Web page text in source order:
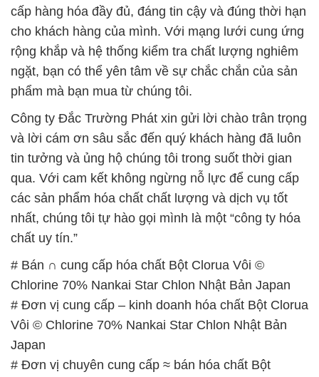
cấp hàng hóa đầy đủ, đáng tin cậy và đúng thời hạn
cho khách hàng của mình. Với mạng lưới cung ứng
rộng khắp và hệ thống kiểm tra chất lượng nghiêm
ngặt, bạn có thể yên tâm về sự chắc chắn của sản
phẩm mà bạn mua từ chúng tôi.
Công ty Đắc Trường Phát xin gửi lời chào trân trọng
và lời cám ơn sâu sắc đến quý khách hàng đã luôn
tin tưởng và ủng hộ chúng tôi trong suốt thời gian
qua. Với cam kết không ngừng nỗ lực để cung cấp
các sản phẩm hóa chất chất lượng và dịch vụ tốt
nhất, chúng tôi tự hào gọi mình là một “công ty hóa
chất uy tín.”
# Bán ∩ cung cấp hóa chất Bột Clorua Vôi ©
Chlorine 70% Nankai Star Chlon Nhật Bản Japan
# Đơn vị cung cấp – kinh doanh hóa chất Bột Clorua
Vôi © Chlorine 70% Nankai Star Chlon Nhật Bản
Japan
# Đơn vị chuyên cung cấp ≈ bán hóa chất Bột